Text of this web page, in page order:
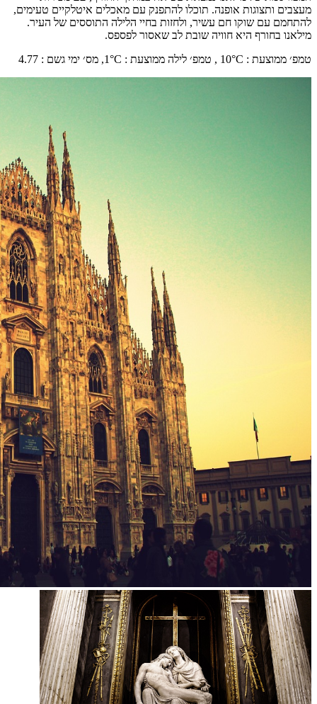
מעצבים ותצוגות אופנה. תוכלו להתפנק עם מאכלים איטלקיים טעימים,
להתחמם עם שוקו חם עשיר, ולחזות בחיי הלילה התוססים של העיר.
מילאנו בחורף היא חוויה שובת לב שאסור לפספס.
טמפ׳ ממוצעת :
10°C , טמפ׳ לילה ממוצעת :
1°C, מס׳ ימי גשם :
4.77